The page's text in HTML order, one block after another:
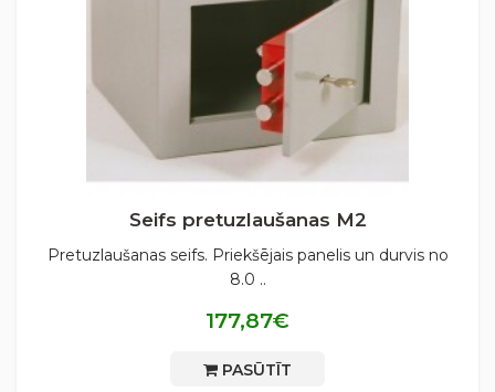
Seifs pretuzlaušanas М2
Pretuzlaušanas seifs. Priekšējais panelis un durvis no
8.0 ..
177,87€
PASŪTĪT